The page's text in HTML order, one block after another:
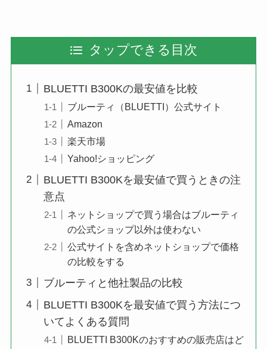
タップできる目次
BLUETTI B300Kの最安値を比較
ブルーティ（BLUETTI）公式サイト
Amazon
楽天市場
Yahoo!ショッピング
BLUETTI B300Kを最安値で買うときの注
意点
ネットショップで買う場合はブルーティ
の公式ショップ以外は使わない
公式サイトを含めネットショップで価格
の比較をする
ブルーティと他社製品の比較
BLUETTI B300Kを最安値で買う方法につ
いてよくある質問
BLUETTI B300Kのおすすめの販売店はど